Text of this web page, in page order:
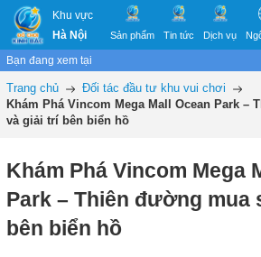
Khu vực
Hà Nội
Sản phẩm Tin tức Dịch vụ
Bạn đang xem tại
Trang chủ
Đối tác đầu tư khu vui chơi
Khám Phá Vincom Mega Mall Ocean Park –
và giải trí bên biển hồ
Khám Phá Vincom Mega
Park – Thiên đường mua
bên biển hồ